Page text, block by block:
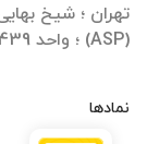
تهران ؛ شیخ
(ASP) ؛ واحد 439 تجاری
نمادها